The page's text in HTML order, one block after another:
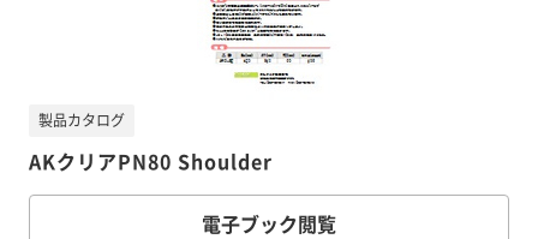
AKクリアPN80 Shoulder
製品カタログ
電子ブック閲覧